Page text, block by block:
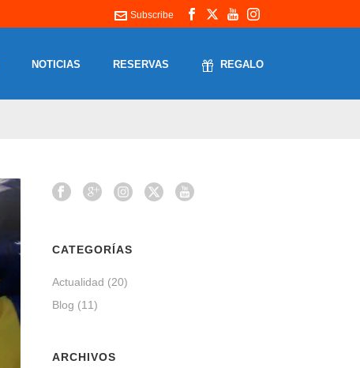
Subscribe
NOTICIAS RESERVAS REGALO
CATEGORÍAS
Actualidad (20)
Blog (11)
ARCHIVOS